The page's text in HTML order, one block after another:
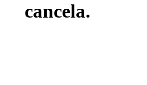
cancela.